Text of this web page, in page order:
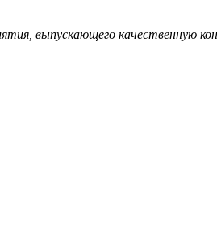
выпускающего качественную